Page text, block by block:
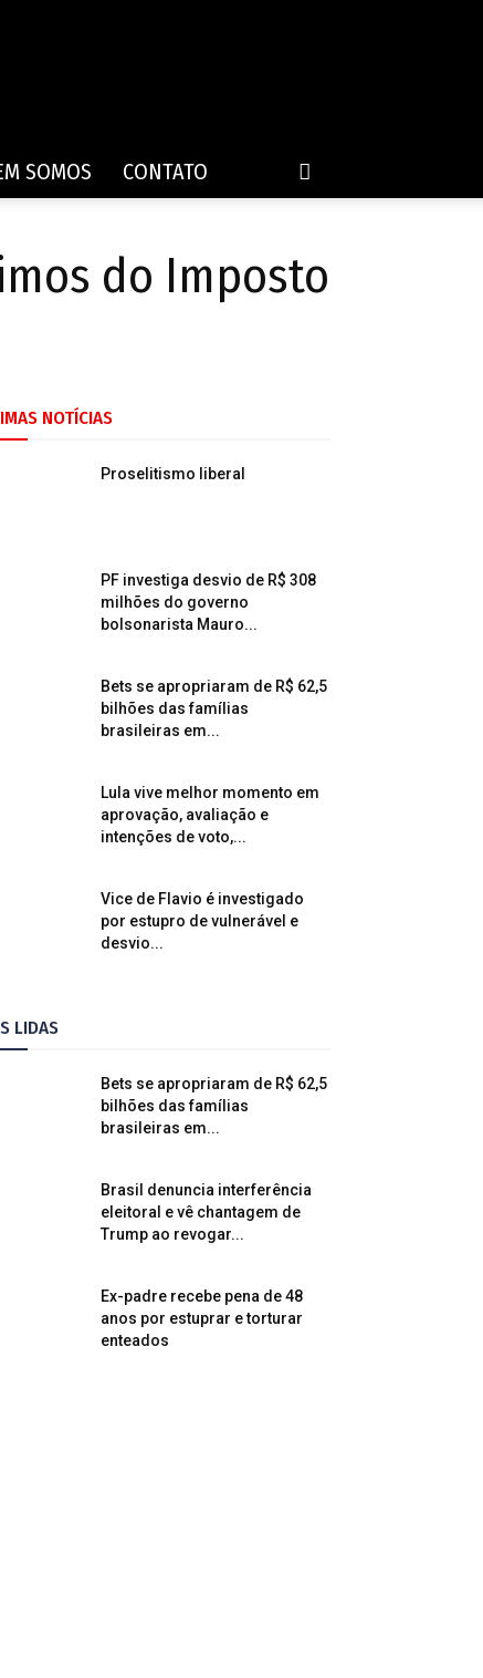
SOMOS CONTATO
do Imposto
NOTÍCIAS
Proselitismo liberal
PF investiga desvio de R$ 308
milhões do governo
bolsonarista Mauro...
Bets se apropriaram de R$ 62,5
bilhões das famílias
brasileiras em...
Lula vive melhor momento em
aprovação, avaliação e
intenções de voto,...
Vice de Flavio é investigado
por estupro de vulnerável e
desvio...
LIDAS
Bets se apropriaram de R$ 62,5
bilhões das famílias
brasileiras em...
Brasil denuncia interferência
eleitoral e vê chantagem de
Trump ao revogar...
Ex-padre recebe pena de 48
anos por estuprar e torturar
enteados